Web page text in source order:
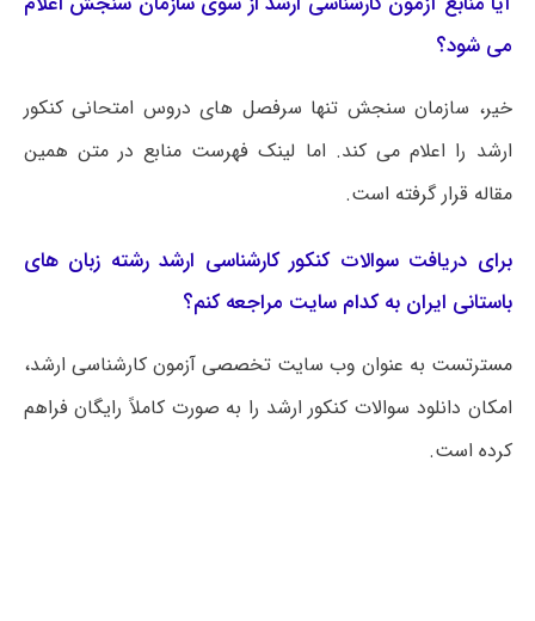
می شود؟
خیر، سازمان سنجش تنها سرفصل های دروس امتحانی کنکور
ارشد را اعلام می کند. اما لینک فهرست منابع در متن همین
مقاله قرار گرفته است.
برای دریافت سوالات کنکور کارشناسی ارشد رشته زبان‌ های
باستانی ایران به کدام سایت مراجعه کنم؟
مسترتست به عنوان وب سایت تخصصی آزمون کارشناسی ارشد،
امکان دانلود سوالات کنکور ارشد را به صورت کاملاً رایگان فراهم
کرده است.